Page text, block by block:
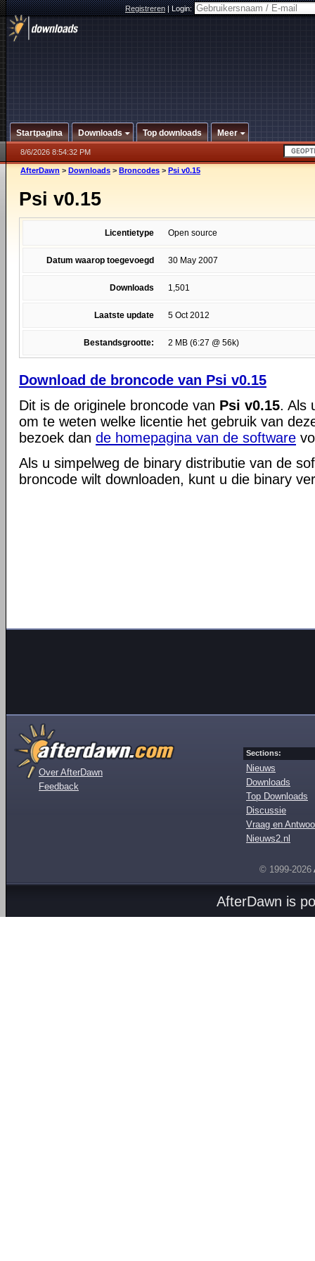
Registreren|Login:
Startpagina Downloads Top downloads Meer
8/6/2026 8:54:32 PM
AfterDawn > Downloads > Broncodes > Psi v0.15
Psi v0.15
Licentietype Open source
Datum waarop toegevoegd 30 May 2007
Downloads 1,501
Laatste update 5 Oct 2012
Bestandsgrootte: 2 MB (6:27 @ 56k)
Download de broncode van Psi v0.15
Dit is de originele broncode van Psi v0.15. Als
om te weten welke licentie het gebruik van
bezoek dan de homepagina van de software
Als u simpelweg de binary distributie van de
broncode wilt downloaden, kunt u die binary
Over AfterDawn
Feedback
Sections:
Nieuws
Downloads
Top Downloads
Discussie
Vraag en
Nieuws2.nl
© 1999-2026
AfterDawn is